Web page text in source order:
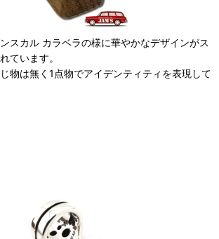
スカル カラベラの様に華やかなデザインがス
ています。
物は無く1点物でアイデンティティを表現して